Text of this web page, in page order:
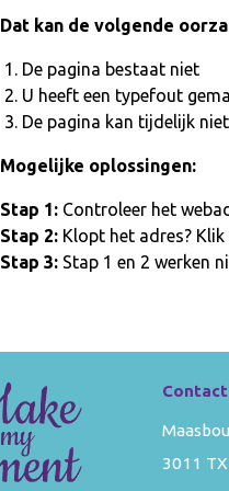
Dat kan de volgende
De pagina bestaat niet
U heeft een typefout
De pagina kan tijdelijk
Mogelijke oplossingen:
Stap 1:Controleer het
Stap 2:Klopt het adres?
Stap 3:Stap 1 en 2 werken
Contact
3011